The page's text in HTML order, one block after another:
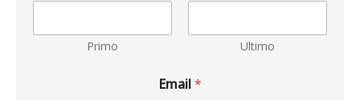
Primo Ultimo
Email*